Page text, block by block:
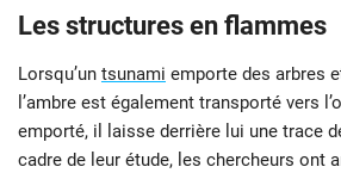
Les structures en flammes
Lorsqu’un tsunami emporte des arbres
l’ambre est également transporté vers
emporté, il laisse derrière lui une trace
cadre de leur étude, les chercheurs ont